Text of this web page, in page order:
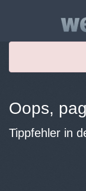
Oops,
Tippfehler in